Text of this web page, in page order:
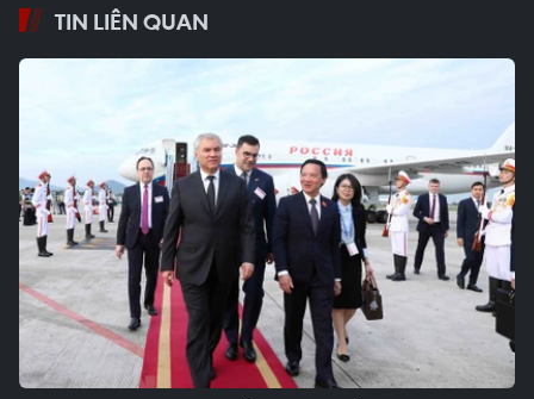
TIN LIÊN QUAN